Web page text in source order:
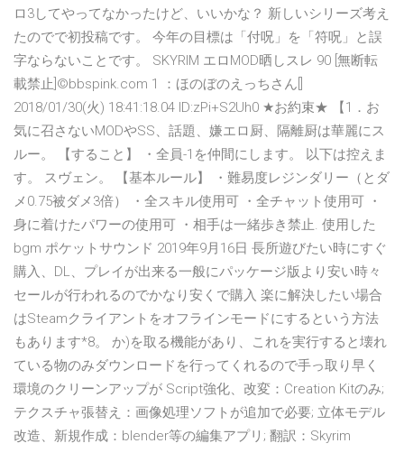
ロ3してやってなかったけど、いいかな？ 新しいシリーズ考え
たのでで初投稿です。 今年の目標は「付呪」を「符呪」と誤
字ならないことです。 SKYRIM エロMOD晒しスレ 90 [無断転
載禁止]©bbspink.com 1 ：ほのぼのえっちさん[]
2018/01/30(火) 18:41:18.04 ID:zPi+S2Uh0 ★お約束★ 【1．お
気に召さないMODやSS、話題、嫌エロ厨、隔離厨は華麗にス
ルー。 【すること】 ・全員-1を仲間にします。 以下は控えま
す。 スヴェン。 【基本ルール】 ・難易度レジンダリー（とダ
メ0.75被ダメ3倍） ・全スキル使用可 ・全チャット使用可 ・
身に着けたパワーの使用可 ・相手は一緒歩き禁止. 使用した
bgm ポケットサウンド 2019年9月16日 長所遊びたい時にすぐ
購入、DL、プレイが出来る一般にパッケージ版より安い時々
セールが行われるのでかなり安くで購入 楽に解決したい場合
はSteamクライアントをオフラインモードにするという方法
もあります*8。 か)を取る機能があり、これを実行すると壊れ
ている物のみダウンロードを行ってくれるので手っ取り早く
環境のクリーンアップが Script強化、改変：Creation Kitのみ;
テクスチャ張替え：画像処理ソフトが追加で必要; 立体モデル
改造、新規作成：blender等の編集アプリ; 翻訳：Skyrim